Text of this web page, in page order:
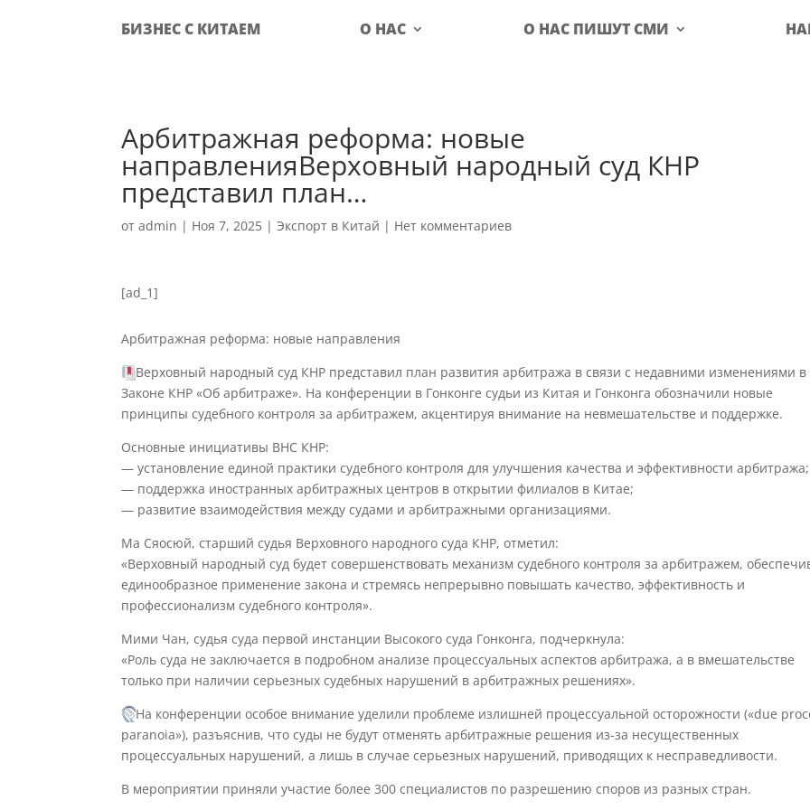
БИЗНЕС С КИТАЕМ О НАС О НАС ПИШУТ СМИ
Арбитражная реформа: новые
направленияВерховный народный суд КНР
представил план…
отadmin | Ноя 7, 2025 |Экспорт в Китай | Нет комментариев
[ad_1]
Арбитражная реформа: новые направления
Верховный народный суд КНР представил план развития арбитража в связи с недавними изменениями в
Законе КНР «Об арбитраже». На конференции в Гонконге судьи из Китая и Гонконга обозначили новые
принципы судебного контроля за арбитражем, акцентируя внимание на невмешательстве и поддержке.
Основные инициативы ВНС КНР:
— установление единой практики судебного контроля для улучшения качества и эффективности арбитража;
— поддержка иностранных арбитражных центров в открытии филиалов в Китае;
— развитие взаимодействия между судами и арбитражными организациями.
Ма Сяосюй, старший судья Верховного народного суда КНР, отметил:
«Верховный народный суд будет совершенствовать механизм судебного контроля за арбитражем,
единообразное применение закона и стремясь непрерывно повышать качество, эффективность и
профессионализм судебного контроля».
Мими Чан, судья суда первой инстанции Высокого суда Гонконга, подчеркнула:
«Роль суда не заключается в подробном анализе процессуальных аспектов арбитража, а в вмешательстве
только при наличии серьезных судебных нарушений в арбитражных решениях».
На конференции особое внимание уделили проблеме излишней процессуальной осторожности («due
paranoia»), разъяснив, что суды не будут отменять арбитражные решения из-за несущественных
процессуальных нарушений, а лишь в случае серьезных нарушений, приводящих к несправедливости.
В мероприятии приняли участие более 300 специалистов по разрешению споров из разных стран.